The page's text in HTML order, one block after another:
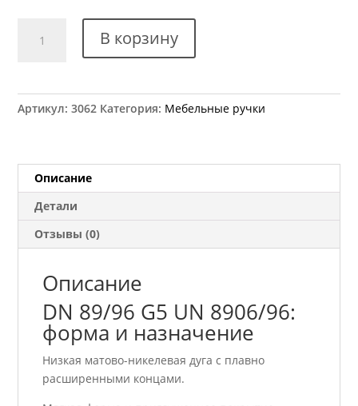
товара
89/96
8906/96
В корзину
Артикул:3062 Категория: Мебельные ручки
Описание
Детали
Отзывы (0)
Описание
DN 89/96 G5 UN 8906/96:
форма и назначение
Низкая матово-никелевая дуга с плавно
расширенными концами.